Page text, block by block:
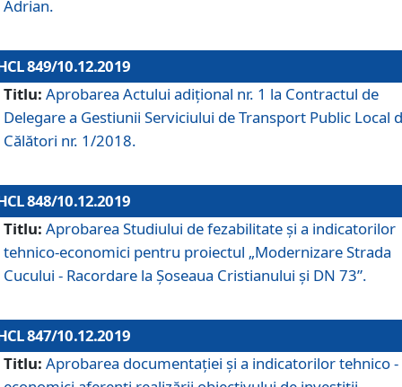
Adrian.
849/10.12.2019
Titlu: Aprobarea Actului adiţional nr. 1 la Contractul de
Delegare a Gestiunii Serviciului de Transport Public Local
Călători nr. 1/2018.
848/10.12.2019
Titlu: Aprobarea Studiului de fezabilitate şi a indicatorilor
tehnico-economici pentru proiectul „Modernizare Strada
Cucului - Racordare la Șoseaua Cristianului și DN 73”.
847/10.12.2019
Titlu: Aprobarea documentației și a indicatorilor tehnico -